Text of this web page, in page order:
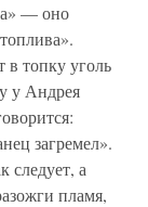
— оно
топку уголь
у Андрея
загремел».
следует, а
пламя,